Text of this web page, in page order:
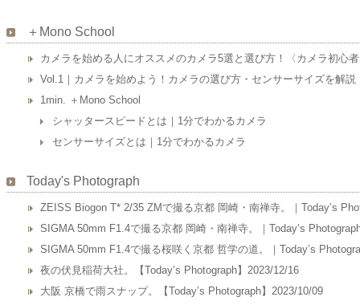
＋Mono School
カメラを始める人にオススメのカメラ5選と選び方！〈カメラ初心
Vol.1｜カメラを始めよう！カメラの選び方・センサーサイズを解説
1min. ＋Mono School
シャッタースピードとは｜1分でわかるカメラ
センサーサイズとは｜1分でわかるカメラ
Today's Photograph
ZEISS Biogon T* 2/35 ZMで撮る京都 岡崎・南禅寺。｜Today’s
SIGMA 50mm F1.4で撮る京都 岡崎・南禅寺。｜Today’s
SIGMA 50mm F1.4で撮る桜咲く京都 哲学の道。｜Today’s
夜の伏見稲荷大社。【Today’s Photograph】2023/12/16
大阪 京橋で雨スナップ。【Today’s Photograph】2023/10/09